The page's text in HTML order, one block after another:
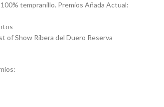
tempranillo. Premios Añada Actual:
of Show Ribera del Duero Reserva